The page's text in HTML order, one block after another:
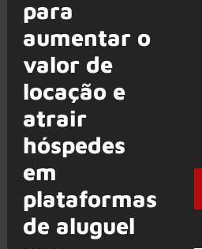
para
aumentar o
valor de
locação e
atrair
hóspedes
em
plataformas
de aluguel